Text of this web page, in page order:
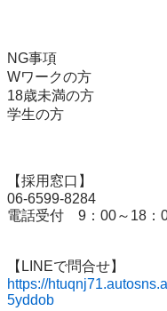
NG事項
Wワークの方
18歳未満の方
学生の方
【採用窓口】
06-6599-8284
電話受付　9：00～18：
https://
5yddob